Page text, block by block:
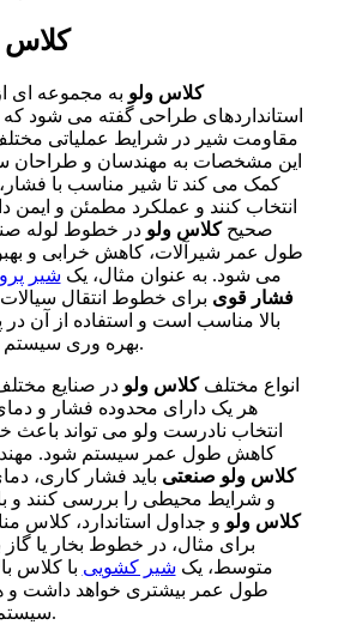
کلاس ولو به مجموعه ای
استانداردهای طراحی گفته می شود
مقاومت شیر در شرایط عملیاتی
این مشخصات به مهندسان و طراحان
کمک می کند تا شیر مناسب با فشار،
انتخاب کنند و عملکرد مطمئن و ایمن
صحیحکلاس ولو در خطوط لوله
طول عمر شیرآلات، کاهش خرابی و
می شود. به عنوان مثال، یک شیر
فشار قوی برای خطوط انتقال
بالا مناسب است و استفاده از آن
بهره وری سیستم را افزایش می دهد.
انواع مختلفکلاس ولو در صنایع
هر یک دارای محدوده فشار و
انتخاب نادرست ولو می تواند باعث
کاهش طول عمر سیستم شود.
کلاس ولو صنعتی باید فشار کاری،
و شرایط محیطی را بررسی کنند و
کلاس ولو و جداول استاندارد، کلاس
برای مثال، در خطوط بخار یا گاز
متوسط، یک شیر کشویی با کلاس
طول عمر بیشتری خواهد داشت و
سیستم را کاهش می دهد.